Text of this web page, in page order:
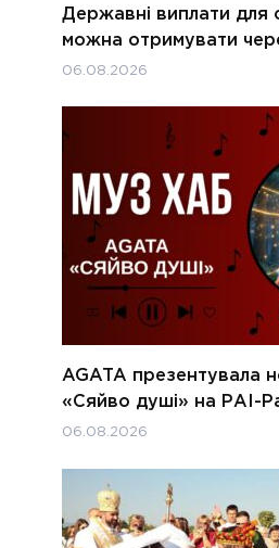
Державні виплати для
можна отримувати
06.08.2026
AGATA презентувала
«Сяйво душі» на РАІ-
06.08.2026